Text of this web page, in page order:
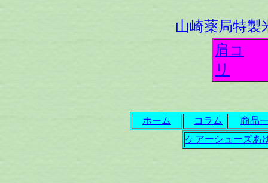
山崎薬局特
肩コ
リ
ホーム コラム
商品
ケアーシューズあ